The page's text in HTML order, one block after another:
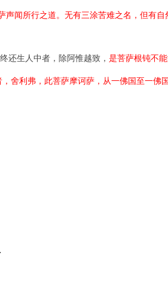
闻所行之道。无有三涂苦难之名，但有自
还生人中者，除阿惟越致， 是菩萨根钝不
舍利弗，此菩萨摩诃萨，从一佛国至一佛